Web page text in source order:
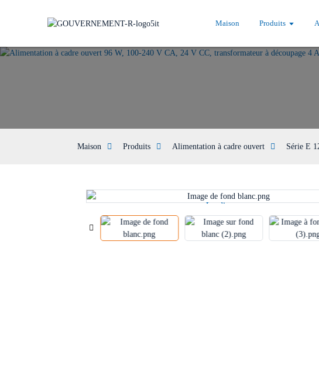
Maison Produits
Maison Produits Alimentation à cadre ouvert Série E
Loading...
Loading...